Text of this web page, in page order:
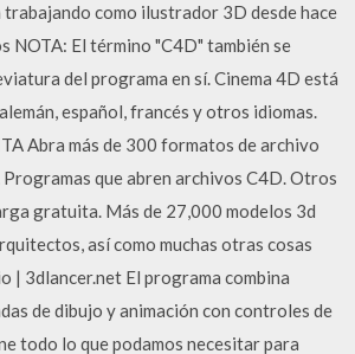
trabajando como ilustrador 3D desde hace
NOTA: El término "C4D" también se
del programa en sí. Cinema 4D está
español, francés y otros idiomas.
Abra más de 300 formatos de archivo
que abren archivos C4D. Otros
gratuita. Más de 27,000 modelos 3d
así como muchas otras cosas
| 3dlancer.net El programa combina
de dibujo y animación con controles de
todo lo que podamos necesitar para